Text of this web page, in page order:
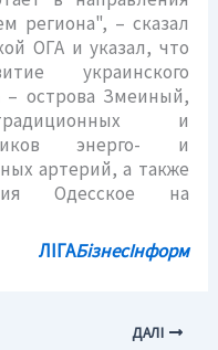
региона", – сказал
ОГА и указал, что
украинского
– острова Змеиный,
и
энерго- и
артерий, а также
Одесское на
ЛIГАБiзнесIнформ
ДАЛІ